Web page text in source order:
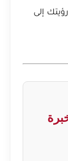
إلى